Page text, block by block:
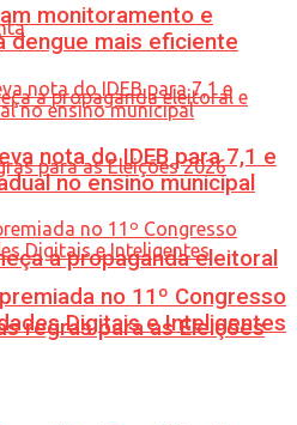
a propaganda eleitoral
regras para as Eleições
monitoramento e
dengue mais eficiente
nota do IDEB para 7,1 e
no ensino municipal
no 11º Congresso
Digitais e Inteligentes